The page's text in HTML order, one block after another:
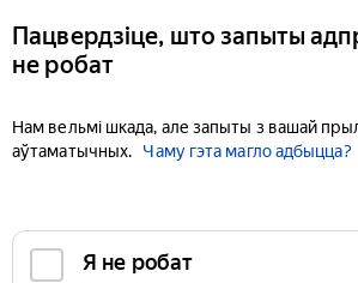
Пацвердзіце, што запыты
не робат
Нам вельмі шкада, але запыты з вашай
аўтаматычных.
Чаму гэта магло адбыцца?
Я не робат